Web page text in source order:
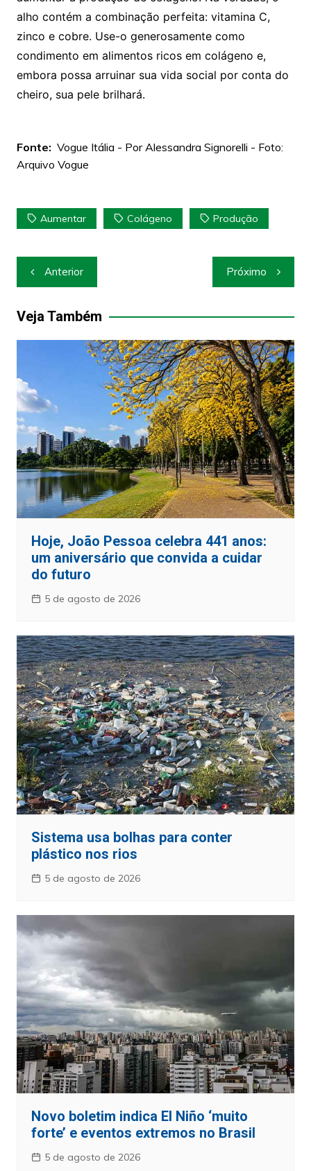
alho contém a combinação perfeita: vitamina C,
zinco e cobre. Use-o generosamente como
condimento em alimentos ricos em colágeno e,
embora possa arruinar sua vida social por conta do
cheiro, sua pele brilhará.
Fonte: Vogue Itália - Por Alessandra Signorelli - Foto:
Arquivo Vogue
Aumentar Colágeno Produção
Navegação
de
Post
Anterior Próximo
Veja Também
Hoje, João Pessoa celebra 441 anos:
um aniversário que convida a cuidar
do futuro
5 de agosto de 2026
Sistema usa bolhas para conter
plástico nos rios
5 de agosto de 2026
Novo boletim indica El Niño ‘muito
forte’ e eventos extremos no Brasil
5 de agosto de 2026